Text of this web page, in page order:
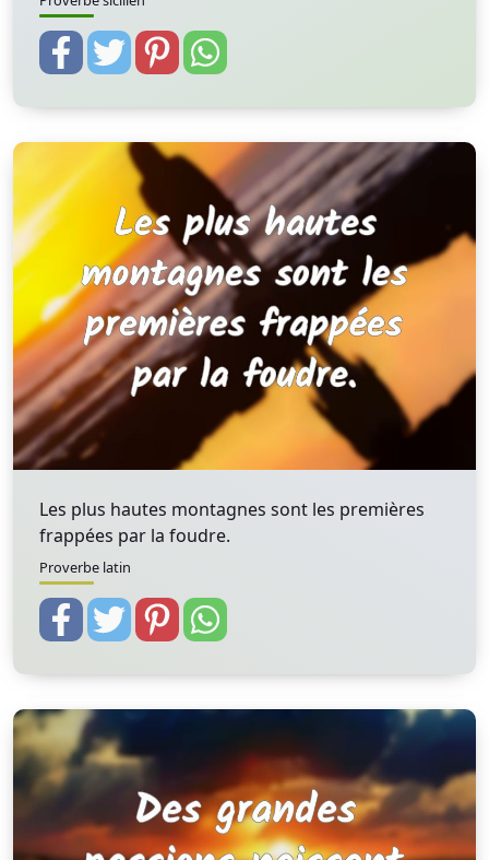
Les plus hautes montagnes sont les premières
frappées par la foudre.
Proverbe latin